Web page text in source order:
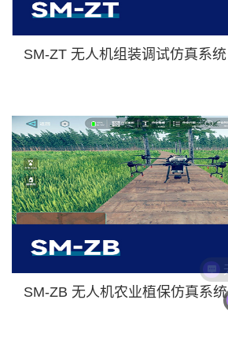
SM-ZT 无人机组装调试仿真系统
SM-ZB 无人机农业植保仿真系统